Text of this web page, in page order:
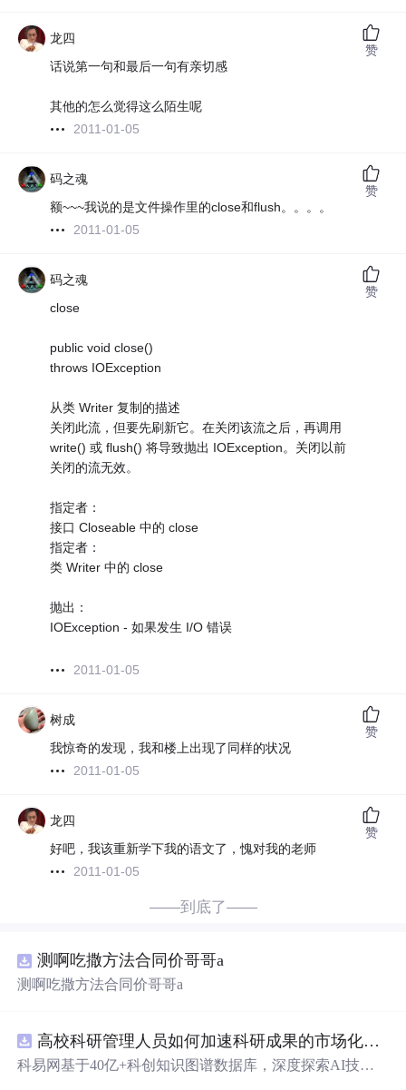
龙四
话说第一句和最后一句有亲切感
其他的怎么觉得这么陌生呢
2011-01-05
赞
码之魂
额~~~我说的是文件操作里的close和flush。。。。
2011-01-05
赞
码之魂
close
public void close()
throws IOException
从类 Writer 复制的描述
关闭此流，但要先刷新它。在关闭该流之后，再调用
write() 或 flush() 将导致抛出 IOException。关闭以前
关闭的流无效。
指定者：
接口 Closeable 中的 close
指定者：
类 Writer 中的 close
抛出：
IOException - 如果发生 I/O 错误
2011-01-05
赞
树成
我惊奇的发现，我和楼上出现了同样的状况
2011-01-05
赞
龙四
好吧，我该重新学下我的语文了，愧对我的老师
2011-01-05
赞
——到底了——
测啊吃撒方法合同价哥哥a
测啊吃撒方法合同价哥哥a
高校科研管理人员如何加速科研成果的市场化转化？.docx
科易网基于40亿+科创知识图谱数据库，深度探索AI技术